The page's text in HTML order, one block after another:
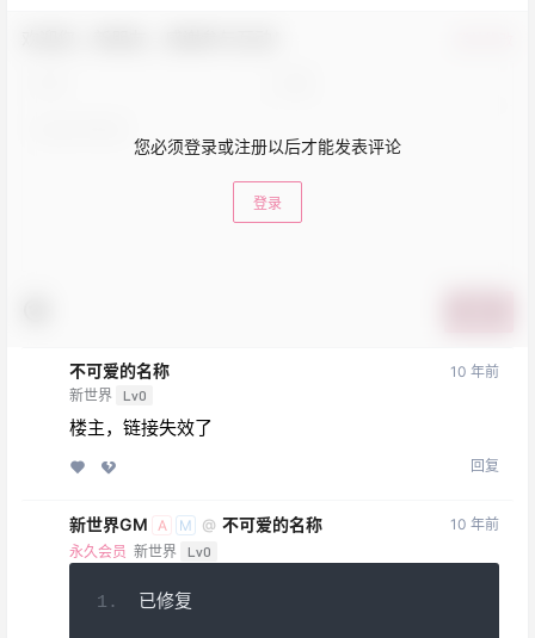
您必须登录或注册以后才能发表评论
登录
不可爱的名称
新世界 Lv0
10 年前
楼主，链接失效了
回复
新世界GM A M @ 不可爱的名称
永久会员 新世界 Lv0
10 年前
已修复